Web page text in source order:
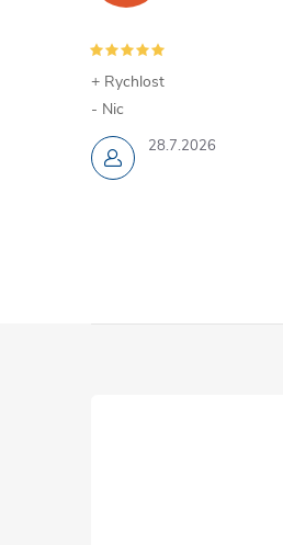
28.7.2026
+ Rychlost
- Nic